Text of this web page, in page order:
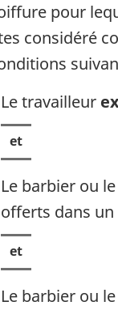
pour
considéré
Le travailleur
Le barbier ou
offerts dans un
Le barbier ou